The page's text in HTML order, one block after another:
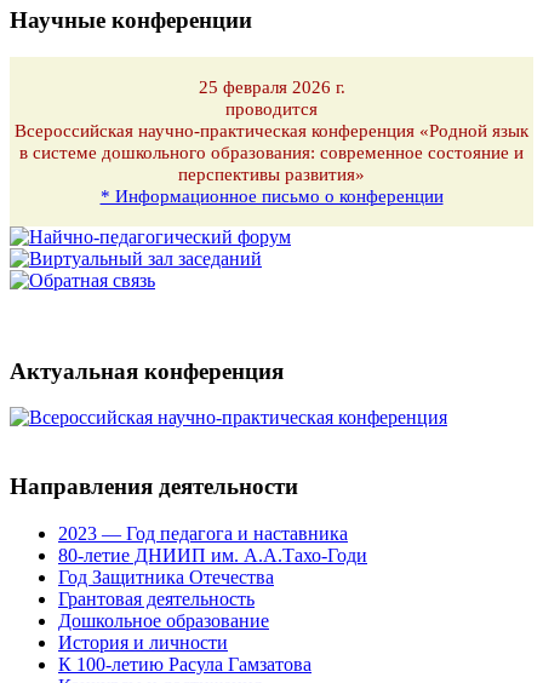
Научные конференции
25 февраля 2026 г.
проводится
Всероссийская научно-практическая конференция «Родной язык
в системе дошкольного образования: современное состояние и
перспективы развития»
* Информационное письмо о конференции
Актуальная конференция
Направления деятельности
2023 — Год педагога и наставника
80-летие ДНИИП им. А.А.Тахо-Годи
Год Защитника Отечества
Грантовая деятельность
Дошкольное образование
История и личности
К 100-летию Расула Гамзатова